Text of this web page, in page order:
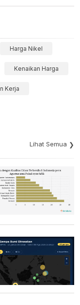
Harga Nikel
Kenaikan Harga
Kerja
Lihat Semua